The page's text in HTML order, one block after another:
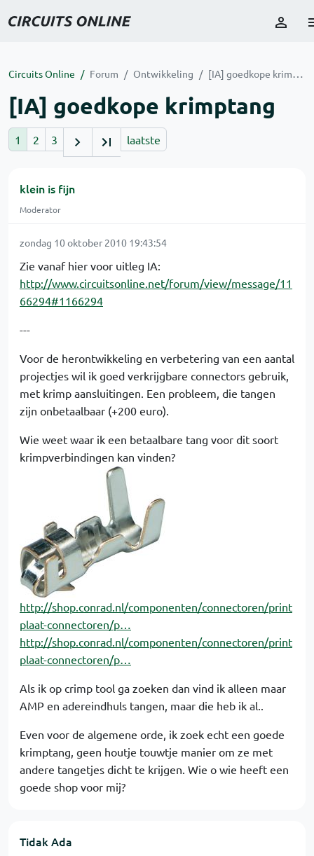
Circuits Online Forum Ontwikkeling [IA] goedkope krimptang
[IA] goedkope krimptang
1 2 3 laatste
klein is fijn
Moderator
zondag 10 oktober 2010 19:43:54
Zie vanaf hier voor uitleg IA:
http://www.circuitsonline.net/forum/view/message/11
66294#1166294
---
Voor de herontwikkeling en verbetering van een aantal
projectjes wil ik goed verkrijgbare connectors gebruik,
met krimp aansluitingen. Een probleem, die tangen
zijn onbetaalbaar (+200 euro).
Wie weet waar ik een betaalbare tang voor dit soort
krimpverbindingen kan vinden?
http://shop.conrad.nl/componenten/connectoren/print
plaat-connectoren/p…
http://shop.conrad.nl/componenten/connectoren/print
plaat-connectoren/p…
Als ik op crimp tool ga zoeken dan vind ik alleen maar
AMP en adereindhuls tangen, maar die heb ik al..
Even voor de algemene orde, ik zoek echt een goede
krimptang, geen houtje touwtje manier om ze met
andere tangetjes dicht te krijgen. Wie o wie heeft een
goede shop voor mij?
Tidak Ada